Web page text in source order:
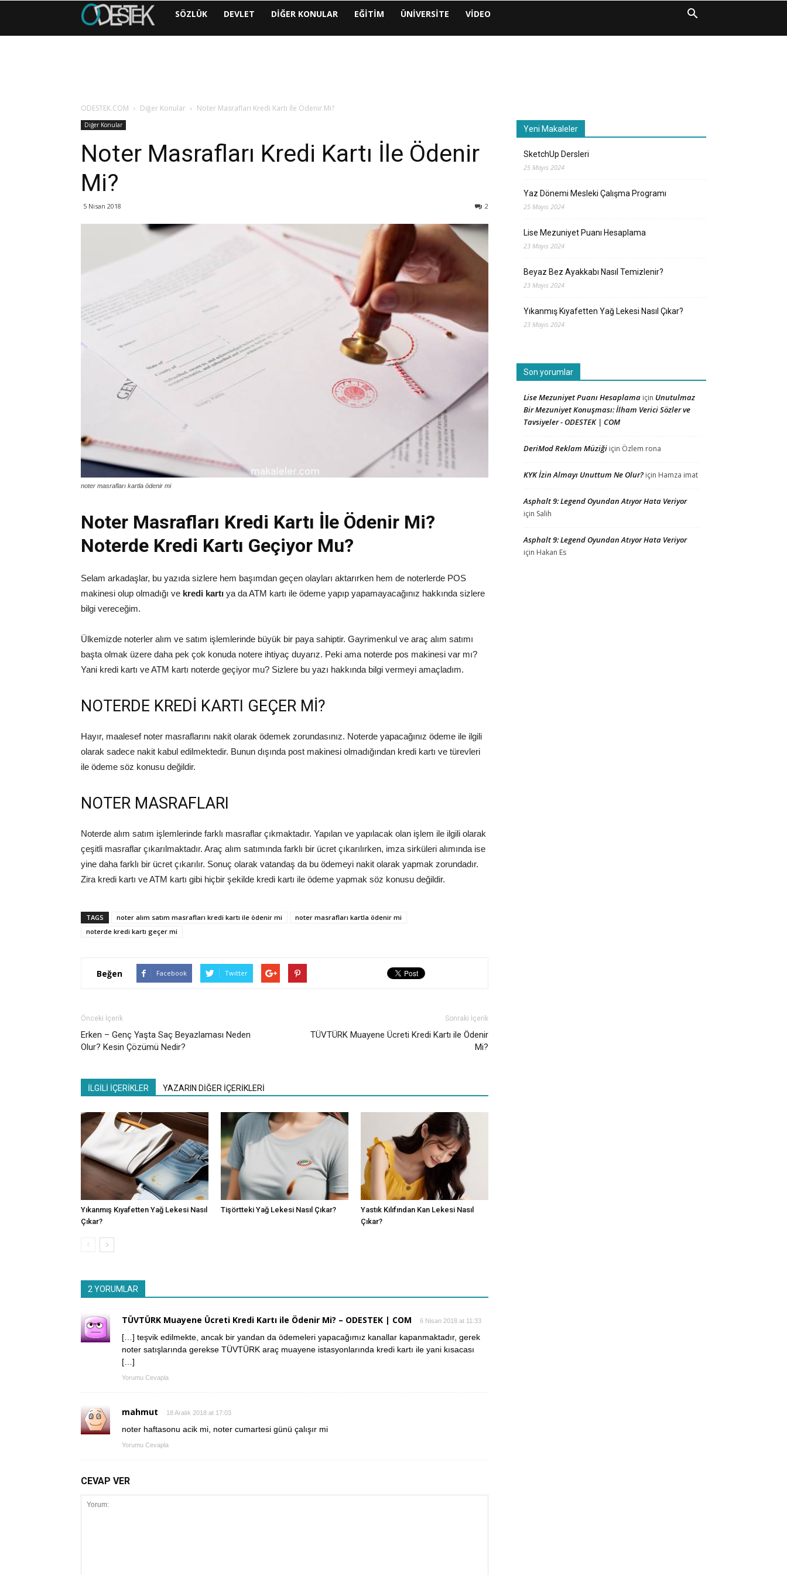
ODESTEK
SÖZLÜK DEVLET DIĞER KONULAR EĞITIM ÜNIVERSITE VIDEO
ODESTEK.COM Diğer Konular Noter Masrafları Kredi Kartı İle Ödenir Mi?
Diğer Konular
Noter Masrafları Kredi Kartı İle Ödenir
Mi?
5 Nisan 2018 2
noter masrafları kartla ödenir mi
Noter Masrafları Kredi Kartı İle Ödenir Mi?
Noterde Kredi Kartı Geçiyor Mu?
Selam arkadaşlar, bu yazıda sizlere hem başımdan geçen olayları aktarırken hem de noterlerde POS
makinesi olup olmadığı ve kredi kartı ya da ATM kartı ile ödeme yapıp yapamayacağınız hakkında sizlere
bilgi vereceğim.
Ülkemizde noterler alım ve satım işlemlerinde büyük bir paya sahiptir. Gayrimenkul ve araç alım satımı
başta olmak üzere daha pek çok konuda notere ihtiyaç duyarız. Peki ama noterde pos makinesi var mı?
Yani kredi kartı ve ATM kartı noterde geçiyor mu? Sizlere bu yazı hakkında bilgi vermeyi amaçladım.
NOTERDE KREDİ KARTI GEÇER Mİ?
Hayır, maalesef noter masraflarını nakit olarak ödemek zorundasınız. Noterde yapacağınız ödeme ile ilgili
olarak sadece nakit kabul edilmektedir. Bunun dışında post makinesi olmadığından kredi kartı ve türevleri
ile ödeme söz konusu değildir.
NOTER MASRAFLARI
Noterde alım satım işlemlerinde farklı masraflar çıkmaktadır. Yapılan ve yapılacak olan işlem ile ilgili olarak
çeşitli masraflar çıkarılmaktadır. Araç alım satımında farklı bir ücret çıkarılırken, imza sirküleri alımında ise
yine daha farklı bir ücret çıkarılır. Sonuç olarak vatandaş da bu ödemeyi nakit olarak yapmak zorundadır.
Zira kredi kartı ve ATM kartı gibi hiçbir şekilde kredi kartı ile ödeme yapmak söz konusu değildir.
TAGS noter alım satım masrafları kredi kartı ile ödenir mi
noter masrafları kartla ödenir mi
noterde kredi kartı geçer mi
Beğen Facebook Twitter
Önceki İçerik
Erken – Genç Yaşta Saç Beyazlaması Neden
Olur? Kesin Çözümü Nedir?
Sonraki İçerik
TÜVTÜRK Muayene Ücreti Kredi Kartı ile Ödenir
Mi?
İLGİLİ İÇERİKLER YAZARIN DİĞER İÇERİKLERİ
Yıkanmış Kıyafetten Yağ Lekesi Nasıl
Çıkar?
Tişörtteki Yağ Lekesi Nasıl Çıkar?
Yastık Kılıfından Kan Lekesi Nasıl
Çıkar?
2 YORUMLAR
TÜVTÜRK Muayene Ücreti Kredi Kartı ile Ödenir Mi? – ODESTEK | COM 6 Nisan 2018 at 11:33
[…] teşvik edilmekte, ancak bir yandan da ödemeleri yapacağımız kanallar kapanmaktadır, gerek
noter satışlarında gerekse TÜVTÜRK araç muayene istasyonlarında kredi kartı ile yani kısacası
[…]
Yorumu Cevapla
mahmut 18 Aralık 2018 at 17:03
noter haftasonu acik mi, noter cumartesi günü çalışır mi
Yorumu Cevapla
CEVAP VER
Yeni Makaleler
SketchUp Dersleri
25 Mayıs 2024
Yaz Dönemi Mesleki Çalışma Programı
25 Mayıs 2024
Lise Mezuniyet Puanı Hesaplama
23 Mayıs 2024
Beyaz Bez Ayakkabı Nasıl Temizlenir?
23 Mayıs 2024
Yıkanmış Kıyafetten Yağ Lekesi Nasıl Çıkar?
23 Mayıs 2024
Son yorumlar
Lise Mezuniyet Puanı Hesaplama için Unutulmaz
Bir Mezuniyet Konuşması: İlham Verici Sözler ve
Tavsiyeler - ODESTEK | COM
DeriMod Reklam Müziği için Özlem rona
KYK İzin Almayı Unuttum Ne Olur? için Hamza imat
Asphalt 9: Legend Oyundan Atıyor Hata Veriyor
için Salih
Asphalt 9: Legend Oyundan Atıyor Hata Veriyor
için Hakan Es